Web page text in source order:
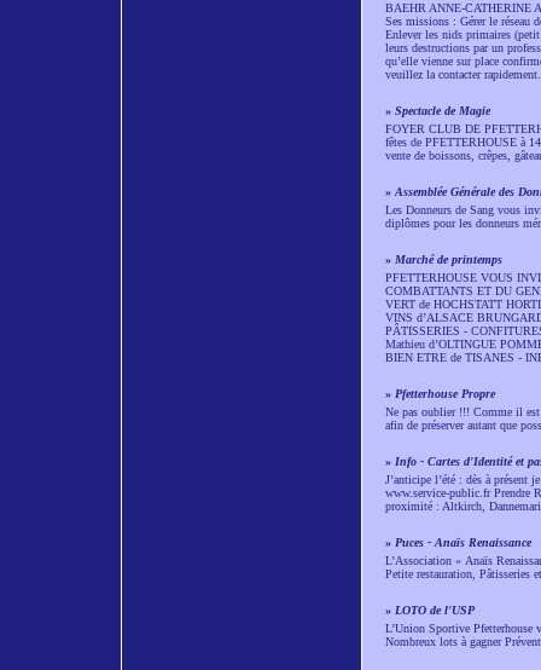
BAEHR ANNE-CATHERINE
Ses missions : Gérer le réseau
Enlever les nids primaires (petit
leurs destructions par un
qu’elle vienne sur place
veuillez la contacter
» Spectacle de Magie
FOYER CLUB DE
fêtes de PFETTERHOUSE à
vente de boissons, crêpes,
» Assemblée Générale des
Les Donneurs de Sang vous
diplômes pour les donneurs
» Marché de printemps
PFETTERHOUSE VOUS
COMBATTANTS ET DU
VERT de HOCHSTATT
VINS d’ALSACE
PÂTISSERIES -
Mathieu d’OLTINGUE
BIEN ETRE de TISANES -
» Pfetterhouse Propre
Ne pas oublier !!! Comme il est
afin de préserver autant que
» Info - Cartes d'Identité et
J’anticipe l’été : dès à présent
www.service-public.fr Prendre
proximité : Altkirch,
» Puces - Anaïs Renaissance
L’Association « Anaïs
Petite restauration, Pâtisseries
» LOTO de l'USP
L’Union Sportive Pfetterhouse
Nombreux lots à gagner